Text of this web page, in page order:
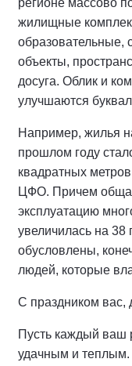
регионе массово
жилищные
образовательные,
объекты,
досуга. Облик и
улучшаются
Например, жилья
прошлом году
квадратных
ЦФО. Причем
эксплуатацию
увеличилась на 38
обусловлены,
людей, которые
С праздником вас,
Пусть каждый ваш
удачным и теплым.